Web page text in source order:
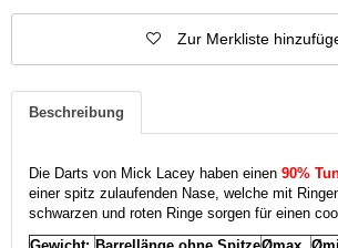
Zur Merkliste
Beschreibung
Die Darts von Mick Lacey haben einen 90%
einer spitz zulaufenden Nase, welche mit
schwarzen und roten Ringe sorgen für einen
Gewicht: Barrellänge ohne SpitzeØmax